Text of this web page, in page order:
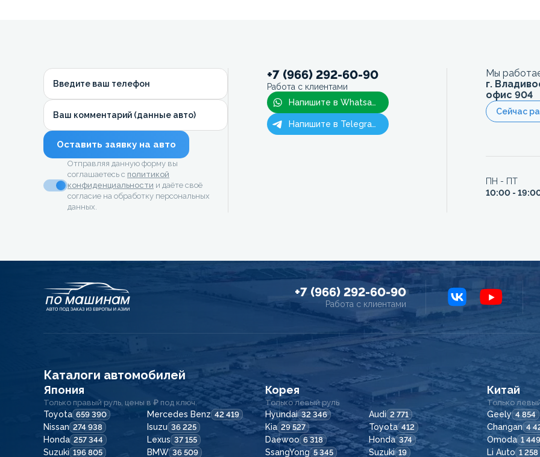
Введите ваш телефон
Ваш комментарий (данные авто)
Оставить заявку на авто
Отправляя данную форму вы
соглашаетесь с политикой
конфиденциальности и даёте своё
согласие на обработку персональных
данных.
+7 (966) 292-60-90
Работа с клиентами
Напишите в Whatsapp
Напишите в Telegram
Мы
г.
офис 904
Сейчас
ПН - ПТ
10:00 -
+7 (966) 292-60-90
Работа с клиентами
Каталоги автомобилей
Япония
Только правый руль, цены в ₽ под ключ.
Toyota 659 390 Mercedes Benz 42 419
Nissan 274 938 Isuzu 36 225
Honda 257 344 Lexus 37 155
Suzuki 196 805 BMW 36 509
Корея
Только левый руль
Hyundai 32 346 Audi 2 771
Kia 29 527 Toyota 412
Daewoo 6 318 Honda 374
SsangYong 5 345 Suzuki 19
Китай
Только
Geely 4 854
Changan 4
Omoda 1 449
Li Auto 1 258